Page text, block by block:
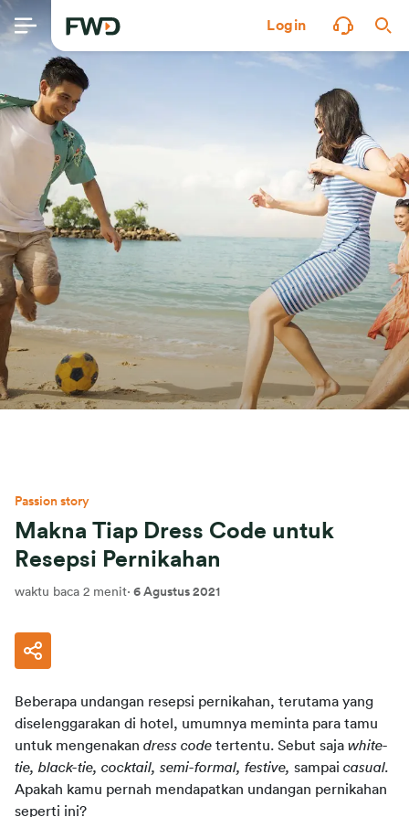
Login
Passion story
Makna Tiap Dress Code untuk
Resepsi Pernikahan
waktu baca 2 menit· 6 Agustus 2021
Beberapa undangan resepsi pernikahan, terutama yang
diselenggarakan di hotel, umumnya meminta para tamu
untuk mengenakan dress code tertentu. Sebut saja white-
tie, black-tie, cocktail, semi-formal, festive, sampai
Apakah kamu pernah mendapatkan undangan pernikahan
seperti ini?